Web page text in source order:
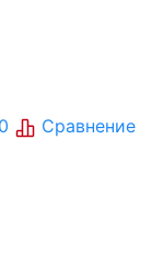
0 Сравнение